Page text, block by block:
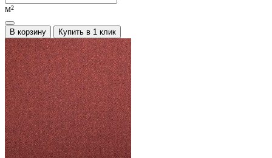
м²
В корзину Купить в 1 клик